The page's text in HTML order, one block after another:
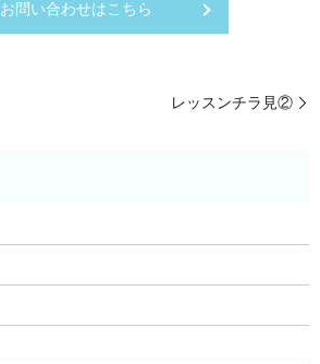
お問い合わせはこちら
レッスンチラ見②